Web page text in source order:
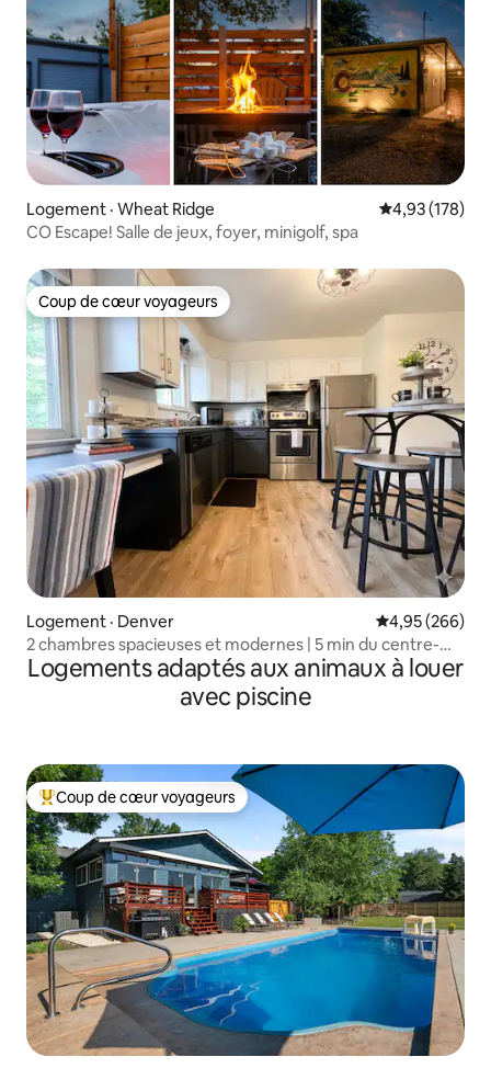
Logement · Wheat Ridge Note
4,93 (178)
CO Escape! Salle de jeux, foyer, minigolf, spa
Coup de cœur voyageurs
Coup de cœur voyageurs
Logement · Denver Note
4,95 (266)
2 chambres spacieuses et modernes | 5 min du centre-
ville et de Sloans Lake
Logements adaptés aux animaux à louer
avec piscine
Coup de cœur voyageurs parmi les plus aimés
Coup de cœur voyageurs